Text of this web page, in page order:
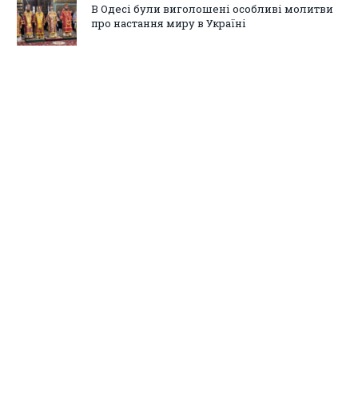
В Одесі були виголошені особливі молитви
про настання миру в Україні